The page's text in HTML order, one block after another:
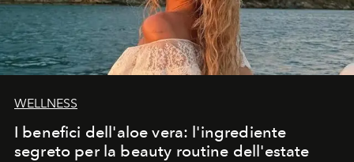
WELLNESS
I benefici dell'aloe vera: l'ingrediente
segreto per la beauty routine dell'estate